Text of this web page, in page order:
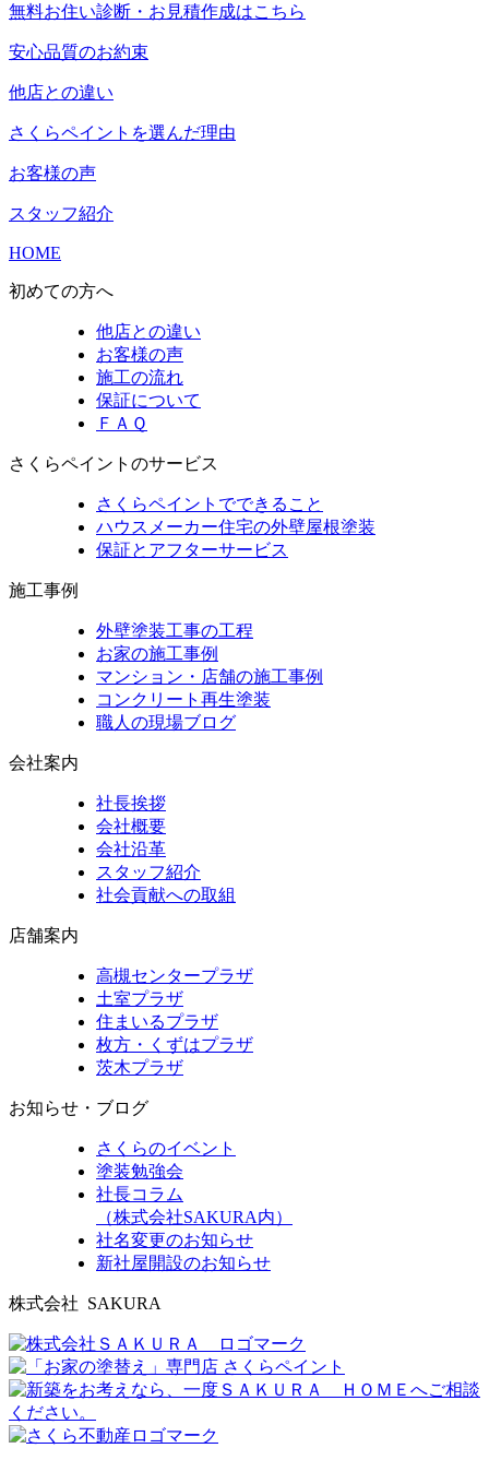
無料お住い診断・お見積作成はこちら
安心品質のお約束
他店との違い
さくらペイントを選んだ理由
お客様の声
スタッフ紹介
HOME
初めての方へ
他店との違い
お客様の声
施工の流れ
保証について
ＦＡＱ
さくらペイントのサービス
さくらペイントでできること
ハウスメーカー住宅の外壁屋根塗装
保証とアフターサービス
施工事例
外壁塗装工事の工程
お家の施工事例
マンション・店舗の施工事例
コンクリート再生塗装
職人の現場ブログ
会社案内
社長挨拶
会社概要
会社沿革
スタッフ紹介
社会貢献への取組
店舗案内
高槻センタープラザ
土室プラザ
住まいるプラザ
枚方・くずはプラザ
茨木プラザ
お知らせ・ブログ
さくらのイベント
塗装勉強会
社長コラム
（株式会社SAKURA内）
社名変更のお知らせ
新社屋開設のお知らせ
株式会社 SAKURA